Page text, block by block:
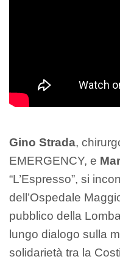
Gino Strada,
EMERGENCY, e
“L’Espresso”, si
dell’Ospedale
pubblico della
lungo dialogo sulla
solidarietà tra la